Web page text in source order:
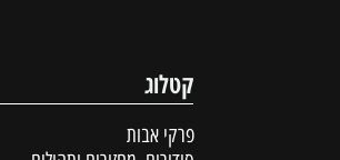
קטלוג
פרקי אבות